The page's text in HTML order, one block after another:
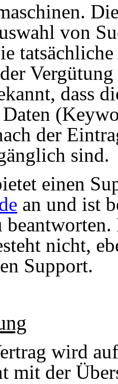
von
dass
der
sind.
einen
an und ist
nicht,
Support.
wird
mit der